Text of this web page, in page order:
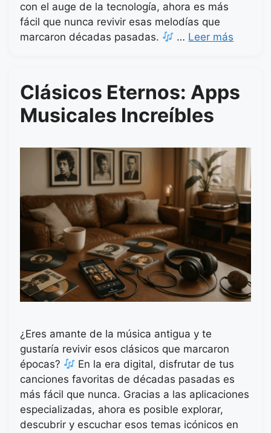
con el auge de la tecnología, ahora es más
fácil que nunca revivir esas melodías que
marcaron décadas pasadas.
… Leer más
Clásicos Eternos: Apps
Musicales Increíbles
¿Eres amante de la música antigua y te
gustaría revivir esos clásicos que marcaron
épocas?
En la era digital, disfrutar de tus
canciones favoritas de décadas pasadas es
más fácil que nunca. Gracias a las aplicaciones
especializadas, ahora es posible explorar,
descubrir y escuchar esos temas icónicos en